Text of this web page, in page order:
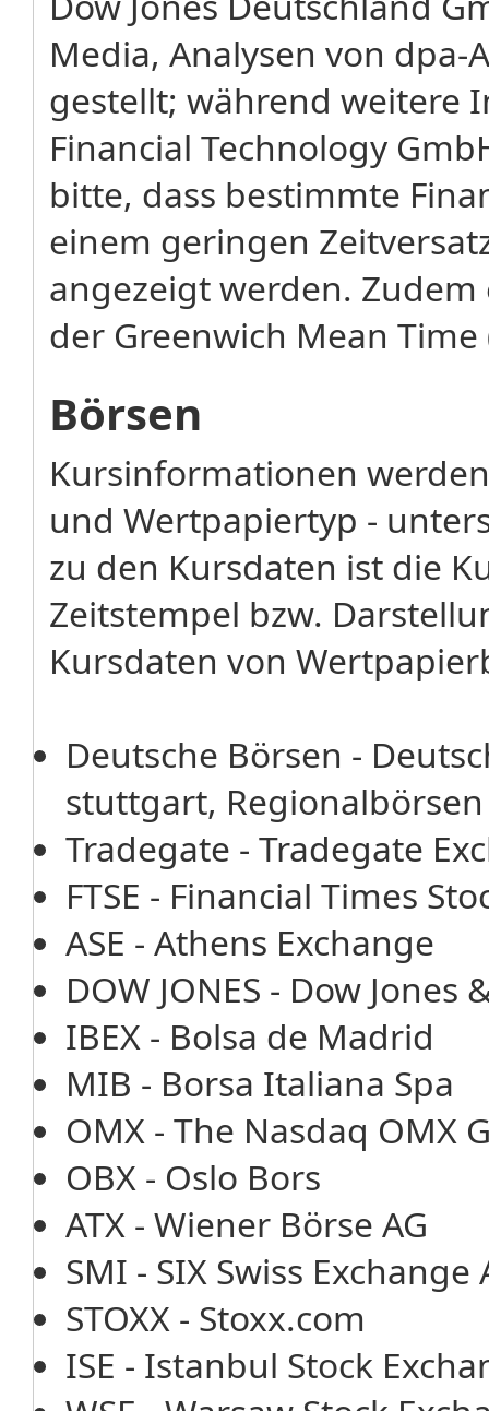
Media, Analysen von dpa-
gestellt; während weitere
Financial Technology
bitte, dass bestimmte
einem geringen
angezeigt werden.
der Greenwich Mean Time
Börsen
Kursinformationen
und Wertpapiertyp -
zu den Kursdaten ist die
Zeitstempel bzw.
Kursdaten von
Deutsche Börsen -
stuttgart, Regionalbörsen
Tradegate - Tradegate
FTSE - Financial Times
ASE - Athens Exchange
DOW JONES - Dow Jones
IBEX - Bolsa de Madrid
MIB - Borsa Italiana Spa
OMX - The Nasdaq OMX
OBX - Oslo Bors
ATX - Wiener Börse AG
SMI - SIX Swiss Exchange
STOXX - Stoxx.com
ISE - Istanbul Stock